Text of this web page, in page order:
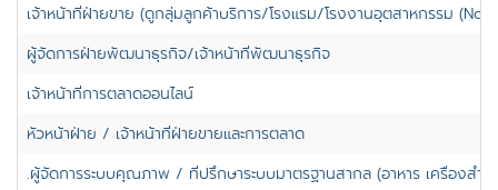
เจ้าหน้าที่ฝ่ายขาย (ดูกลุ่มลูกค้าบริการ/โรงแรม/โรงงานอุตสาหกรรม
ผู้จัดการฝ่ายพัฒนาธุรกิจ/เจ้าหน้าที่พัฒนาธุรกิจ
เจ้าหน้าที่การตลาดออนไลน์
หัวหน้าฝ่าย / เจ้าหน้าที่ฝ่ายขายและการตลาด
.ผู้จัดการระบบคุณภาพ / ที่ปรึกษาระบบมาตรฐานสากล (อาหาร เครื่องสำา